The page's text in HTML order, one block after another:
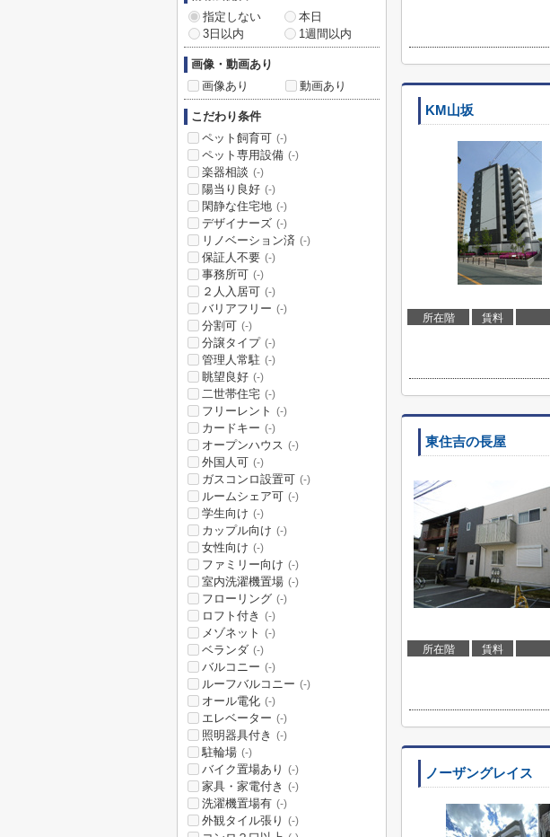
KM山坂
所在階 賃料
東住吉の長屋
所在階 賃料
ノーザングレイス
指定しない
本日
3日以内
1週間以内
画像・動画あり
画像あり
動画あり
こだわり条件
ペット飼育可 (-)
ペット専用設備 (-)
楽器相談 (-)
陽当り良好 (-)
閑静な住宅地 (-)
デザイナーズ (-)
リノベーション済 (-)
保証人不要 (-)
事務所可 (-)
２人入居可 (-)
バリアフリー (-)
分割可 (-)
分譲タイプ (-)
管理人常駐 (-)
眺望良好 (-)
二世帯住宅 (-)
フリーレント (-)
カードキー (-)
オープンハウス (-)
外国人可 (-)
ガスコンロ設置可 (-)
ルームシェア可 (-)
学生向け (-)
カップル向け (-)
女性向け (-)
ファミリー向け (-)
室内洗濯機置場 (-)
フローリング (-)
ロフト付き (-)
メゾネット (-)
ベランダ (-)
バルコニー (-)
ルーフバルコニー (-)
オール電化 (-)
エレベーター (-)
照明器具付き (-)
駐輪場 (-)
バイク置場あり (-)
家具・家電付き (-)
洗濯機置場有 (-)
外観タイル張り (-)